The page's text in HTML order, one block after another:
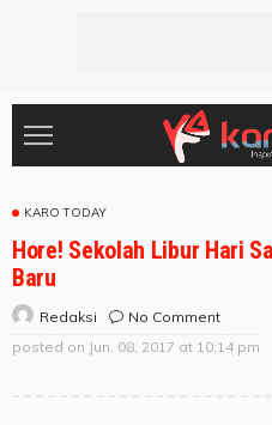
KARO TODAY
Hore! Sekolah Libur Hari
Baru
Redaksi
No Comment
posted on Jun. 08, 2017 at 10:14 pm